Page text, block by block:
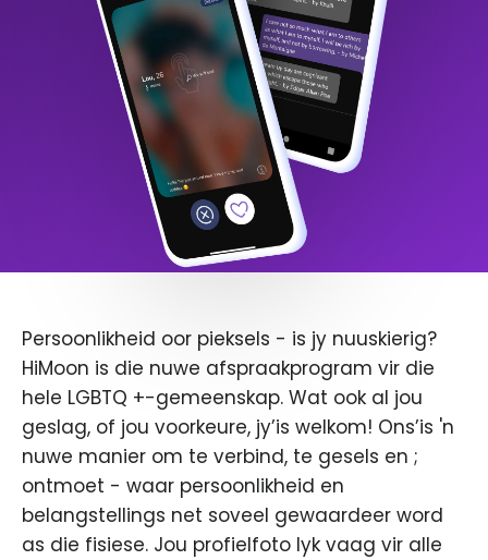
Persoonlikheid oor pieksels - is jy nuuskierig?
HiMoon is die nuwe afspraakprogram vir die
hele LGBTQ +-gemeenskap. Wat ook al jou
geslag, of jou voorkeure, jy’is welkom! Ons’is 'n
nuwe manier om te verbind, te gesels en ;
ontmoet - waar persoonlikheid en
belangstellings net soveel gewaardeer word
as die fisiese. Jou profielfoto lyk vaag vir alle